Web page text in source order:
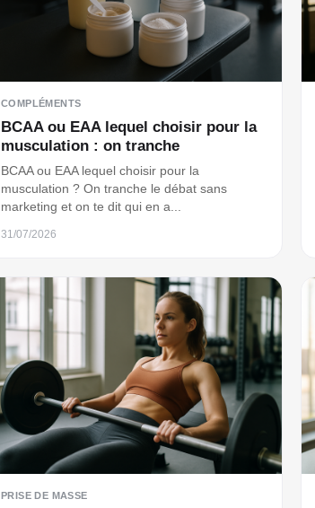
COMPLÉMENTS
BCAA ou EAA lequel choisir pour la
musculation : on tranche
BCAA ou EAA lequel choisir pour la
musculation ? On tranche le débat sans
marketing et on te dit qui en a...
31/07/2026
PRISE DE MASSE